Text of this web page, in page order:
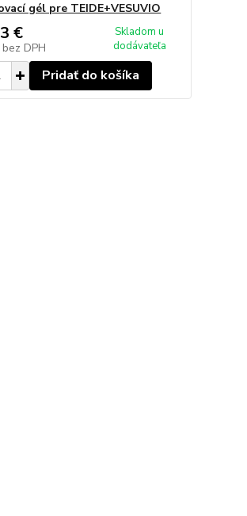
gél pre TEIDE+VESUVIO
€
bez DPH
Skladom u
dodávateľa
Pridať do košíka